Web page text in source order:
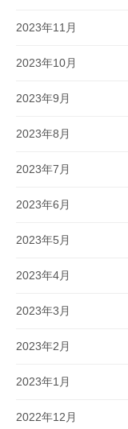
2023年11月
2023年10月
2023年9月
2023年8月
2023年7月
2023年6月
2023年5月
2023年4月
2023年3月
2023年2月
2023年1月
2022年12月